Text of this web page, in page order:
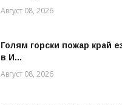
Август 08, 2026
Голям горски пожар край
в И...
Август 08, 2026